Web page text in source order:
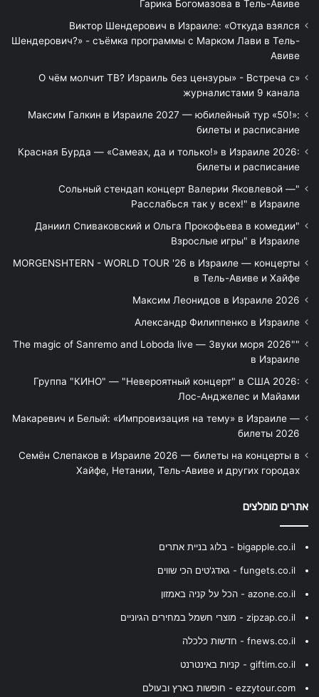
Гарика Богомазова в Тель-Авиве
Виктор Шендерович в Израиле: «Откуда взялся
Шендерович?» - съёмка программы с Марком Лави в Тель-
Авиве
«О чём молчит ТВ? Израиль без цензуры» - Встреча с
журналистами 9 канала
Максим Галкин в Израиле 2027 — юбилейный тур «50!»:
билеты и расписание
Красная Бурда — «Самеах, да и только!» в Израиле 2026:
билеты и расписание
"Сольный стендап концерт Валерии Яковлевой —
Расслабься так у всех!" в Израиле
"Даниил Спиваковский и Ольга Прокофьева в комедии
Взрослые игры" в Израиле
MORGENSHTERN - WORLD TOUR '26 в Израиле — концерты
в Тель-Авиве и Хайфе
Максим Леонидов в Израиле 2026
Александр Филиппенко в Израиле
"The magic of Sanremo and Loboda live — Звуки моря 2026"
в Израиле
Группа "КИНО" — "Невероятный концерт" в США 2026:
Лос-Анджелес и Майами
Макаревич и Белый: «Импровизация на тему» в Израиле —
билеты 2026
Семён Слепаков в Израиле 2026 — билеты на концерты в
Хайфе, Нетании, Тель-Авиве и других городах
אתרים מומלצים
bigapple.co.il - בלוג בניית אתרים
fungets.co.il - גאדג'טים הכי שווים
azone.co.il - הכל על קניה באמזון
zipzap.co.il - מוצרי חשמל במחירים הגיוניים
fnews.co.il - חדשות כלכלה
giftim.co.il - קניות באינטרנט
ezzytour.com - חופשות בארץ ובעולם